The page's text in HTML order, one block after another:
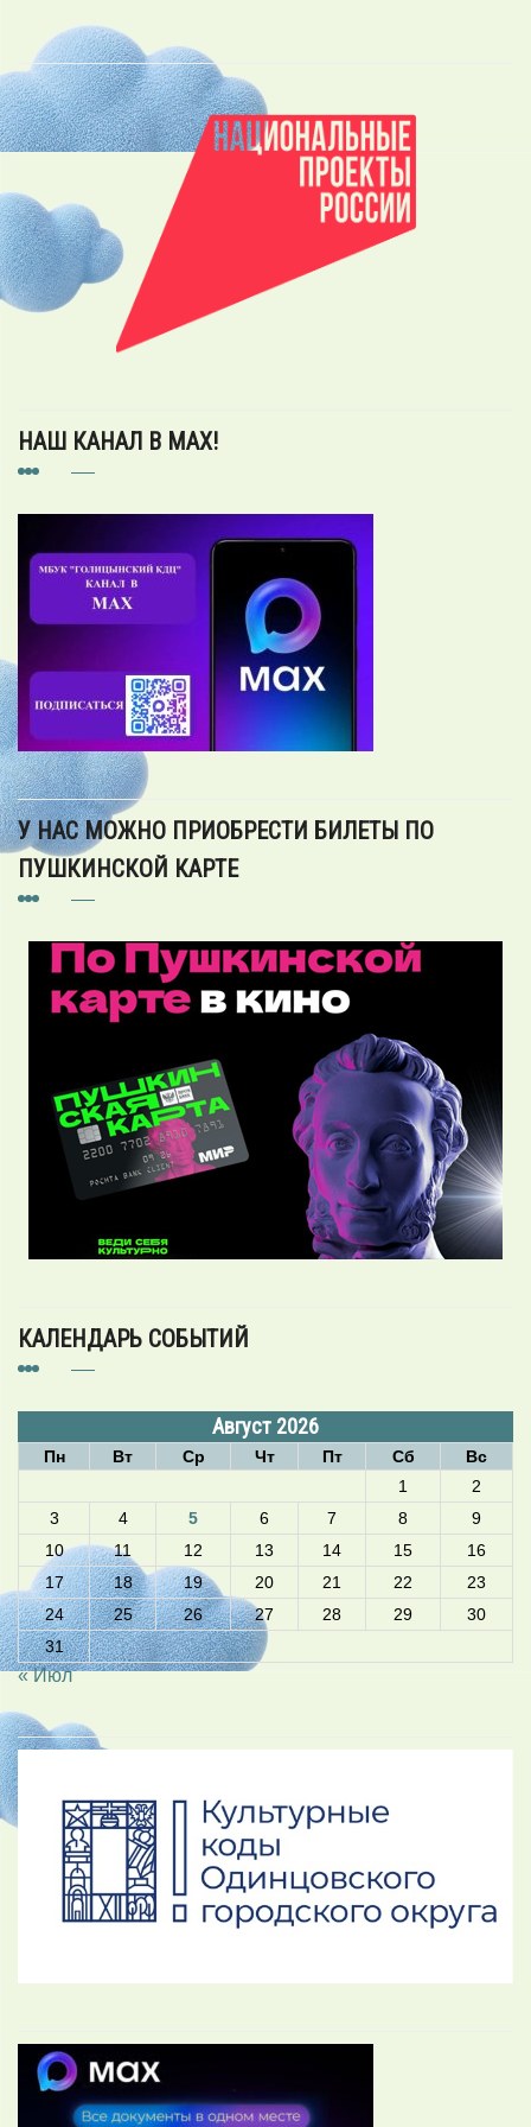
НАШ КАНАЛ В MAX!
У НАС МОЖНО ПРИОБРЕСТИ БИЛЕТЫ ПО
ПУШКИНСКОЙ КАРТЕ
КАЛЕНДАРЬ СОБЫТИЙ
Август 2026
Пн Вт Ср Чт Пт Сб
Вс
1
2
3
4 5 6 7 8
9
10
11 12 13 14 15
16
17
18 19 20 21 22
23
24
25 26 27 28 29
30
31
« Июл